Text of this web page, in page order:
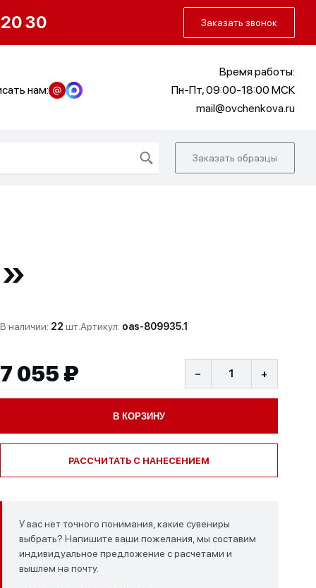
30 Заказать звонок
нам:
Время работы:
Пн-Пт, 09:00-18:00 МСК
mail@ovchenkova.ru
Заказать образцы
В наличии: 22 шт.Артикул: oas-809935.1
7 055 ₽ − +
В КОРЗИНУ
РАССЧИТАТЬ С НАНЕСЕНИЕМ
У вас нет точного понимания, какие сувениры
выбрать? Напишите ваши пожелания, мы составим
индивидуальное предложение с расчетами и
вышлем на почту.